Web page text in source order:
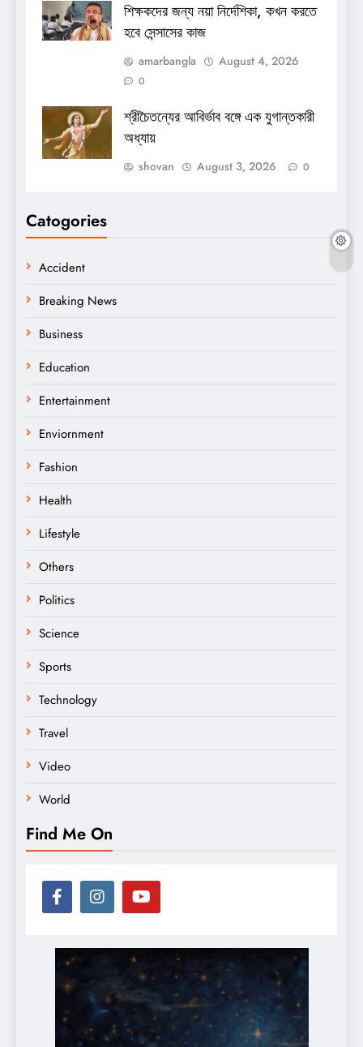
শিক্ষকদের জন্য নয়া নির্দেশিকা, কখন করতে
হবে সেন্সাসের কাজ
amarbangla August 4, 2026
0
শ্রীচৈতন্যের আবির্ভাব বঙ্গে এক যুগান্তকারী
অধ্যায়
shovan August 3, 2026 0
Catogories
Accident
Breaking News
Business
Education
Entertainment
Enviornment
Fashion
Health
Lifestyle
Others
Politics
Science
Sports
Technology
Travel
Video
World
Find Me On